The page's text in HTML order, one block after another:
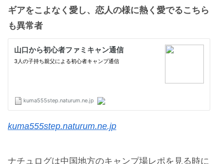
ギアをこよなく愛し、恋人の様に熱く愛でるこちら
も異常者
kuma555step.naturum.ne.jp
ナチュログは中国地方のキャンプ場レポを見る時に